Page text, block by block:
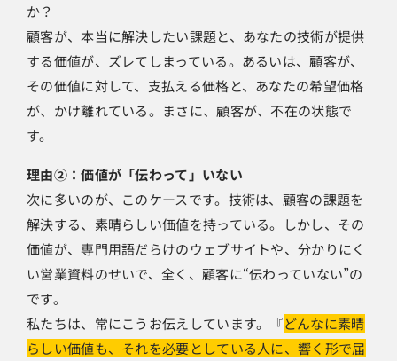
か？
顧客が、本当に解決したい課題と、あなたの技術が提供
する価値が、ズレてしまっている。あるいは、顧客が、
その価値に対して、支払える価格と、あなたの希望価格
が、かけ離れている。まさに、顧客が、不在の状態で
す。
理由②：価値が「伝わって」いない
次に多いのが、このケースです。技術は、顧客の課題を
解決する、素晴らしい価値を持っている。しかし、その
価値が、専門用語だらけのウェブサイトや、分かりにく
い営業資料のせいで、全く、顧客に“伝わっていない”の
です。
私たちは、常にこうお伝えしています。『どんなに素晴
らしい価値も、それを必要としている人に、響く形で届